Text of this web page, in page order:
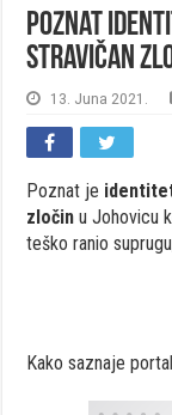
Poznat
stravičan
13. Juna 2021.
Poznat je
zločin u Johovicu
teško ranio
Kako saznaje